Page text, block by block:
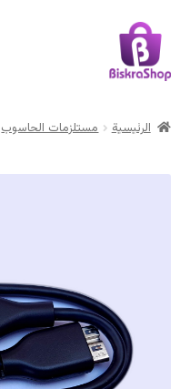
Skip
to
navigation
Skip
to
content
الرئيسية مستلزمات الحاسوب